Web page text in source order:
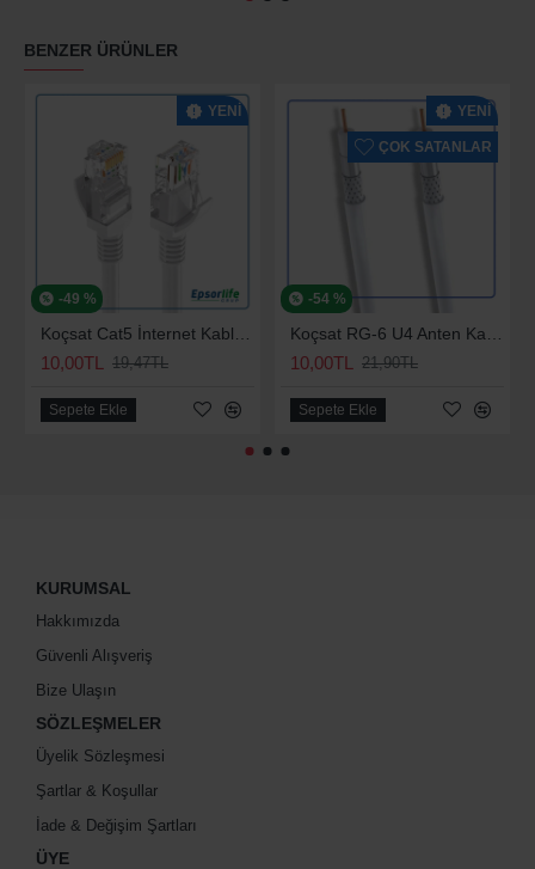
BENZER ÜRÜNLER
YENI
-49 %
10,00TL 19,47TL
Sepete Ekle
YENI
ÇOK SATANLAR
-54 %
10,00TL 21,90TL
Sepete Ekle
KURUMSAL
Hakkımızda
Güvenli Alışveriş
Bize Ulaşın
SÖZLEŞMELER
Üyelik Sözleşmesi
Şartlar & Koşullar
İade & Değişim Şartları
ÜYE